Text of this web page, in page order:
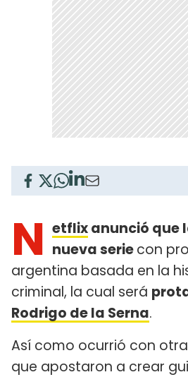
N etflixanunció que
nueva seriecon
argentina basada en la
criminal, la cual será
Rodrigo de la Serna.
Así como ocurrió con
que apostaron a crear